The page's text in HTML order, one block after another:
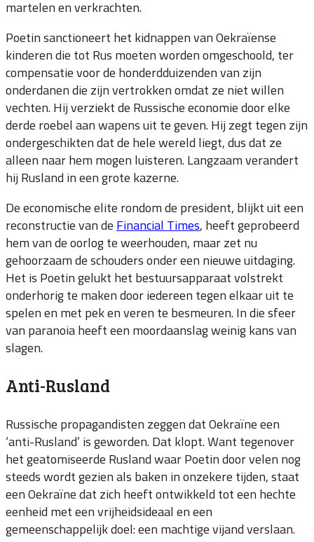
martelen en verkrachten.
Poetin sanctioneert het kidnappen van Oekraïense
kinderen die tot Rus moeten worden omgeschoold, ter
compensatie voor de honderdduizenden van zijn
onderdanen die zijn vertrokken omdat ze niet willen
vechten. Hij verziekt de Russische economie door elke
derde roebel aan wapens uit te geven. Hij zegt tegen zijn
ondergeschikten dat de hele wereld liegt, dus dat ze
alleen naar hem mogen luisteren. Langzaam verandert
hij Rusland in een grote kazerne.
De economische elite rondom de president, blijkt uit een
reconstructie van de Financial Times, heeft geprobeerd
hem van de oorlog te weerhouden, maar zet nu
gehoorzaam de schouders onder een nieuwe uitdaging.
Het is Poetin gelukt het bestuursapparaat volstrekt
onderhorig te maken door iedereen tegen elkaar uit te
spelen en met pek en veren te besmeuren. In die sfeer
van paranoia heeft een moordaanslag weinig kans van
slagen.
Anti-Rusland
Russische propagandisten zeggen dat Oekraïne een
‘anti-Rusland’ is geworden. Dat klopt. Want tegenover
het geatomiseerde Rusland waar Poetin door velen nog
steeds wordt gezien als baken in onzekere tijden, staat
een Oekraïne dat zich heeft ontwikkeld tot een hechte
eenheid met een vrijheidsideaal en een
gemeenschappelijk doel: een machtige vijand verslaan.